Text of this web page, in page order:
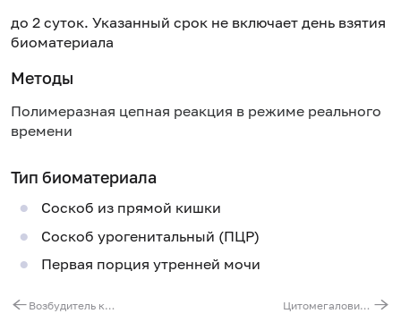
до 2 суток. Указанный срок не включает день взятия
биоматериала
Методы
Полимеразная цепная реакция в режиме реального
времени
Тип биоматериала
Соскоб из прямой кишки
Соскоб урогенитальный (ПЦР)
Первая порция утренней мочи
Возбудитель кандидоза (Candida albicans), ДНК [реал-тайм ПЦР] Цитомегаловирус (Cytomegalovirus), ДНК [реал-тайм ПЦР]